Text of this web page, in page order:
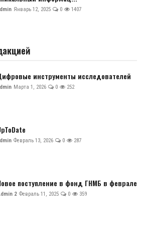
Январь 12, 2025 0 1407
инструменты исследователей
Марта 1, 2026 0 252
Февраль 13, 2026 0 287
поступление в фонд ГНМБ в феврале
2 Февраль 11, 2025 0 359